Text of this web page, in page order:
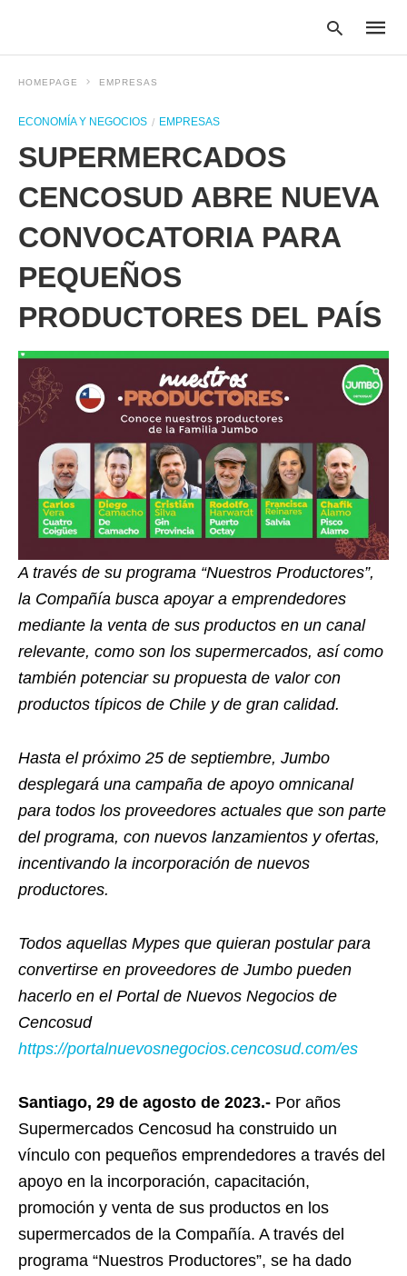
query
and
HOMEPAGE EMPRESAS
ECONOMÍA Y NEGOCIOS EMPRESAS
SUPERMERCADOS
CENCOSUD ABRE NUEVA
CONVOCATORIA PARA
PEQUEÑOS
PRODUCTORES DEL PAÍS
A través de su programa “Nuestros Productores”,
la Compañía busca apoyar a emprendedores
mediante la venta de sus productos en un canal
relevante, como son los supermercados, así como
también potenciar su propuesta de valor con
productos típicos de Chile y de gran calidad.
Hasta el próximo 25 de septiembre, Jumbo
desplegará una campaña de apoyo omnicanal
para todos los proveedores actuales que son parte
del programa, con nuevos lanzamientos y ofertas,
incentivando la incorporación de nuevos
productores.
Todos aquellas Mypes que quieran postular para
convertirse en proveedores de Jumbo pueden
hacerlo en el Portal de Nuevos Negocios de
Cencosud
https://portalnuevosnegocios.cencosud.com/es
Santiago, 29 de agosto de 2023.- Por años
Supermercados Cencosud ha construido un
vínculo con pequeños emprendedores a través del
apoyo en la incorporación, capacitación,
promoción y venta de sus productos en los
supermercados de la Compañía. A través del
programa “Nuestros Productores”, se ha dado